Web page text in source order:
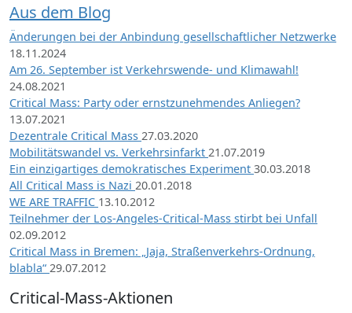
Aus dem Blog
Änderungen bei der Anbindung gesellschaftlicher Netzwerke
18.11.2024
Am 26. September ist Verkehrswende- und Klimawahl!
24.08.2021
Critical Mass: Party oder ernstzunehmendes Anliegen?
13.07.2021
Dezentrale Critical Mass 27.03.2020
Mobilitätswandel vs. Verkehrsinfarkt 21.07.2019
Ein einzigartiges demokratisches Experiment 30.03.2018
All Critical Mass is Nazi 20.01.2018
WE ARE TRAFFIC 13.10.2012
Teilnehmer der Los-Angeles-Critical-Mass stirbt bei Unfall
02.09.2012
Critical Mass in Bremen: „Jaja, Straßenverkehrs-Ordnung,
blabla“ 29.07.2012
Critical-Mass-Aktionen